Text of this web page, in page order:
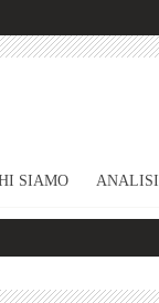
SIAMO ANALISI